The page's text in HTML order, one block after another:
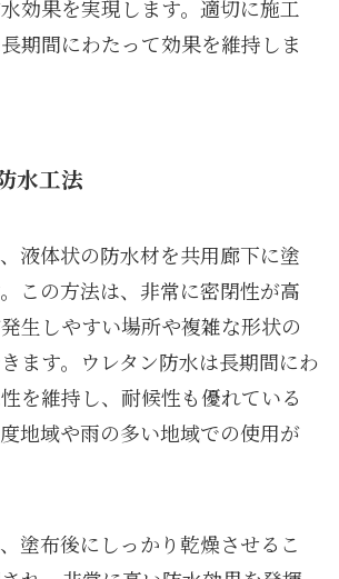
効果を実現します。適切に施工
期間にわたって効果を維持しま
水工法
液体状の防水材を共用廊下に塗
この方法は、非常に密閉性が高
生しやすい場所や複雑な形状の
ます。ウレタン防水は長期間にわ
を維持し、耐候性も優れている
地域や雨の多い地域での使用が
塗布後にしっかり乾燥させるこ